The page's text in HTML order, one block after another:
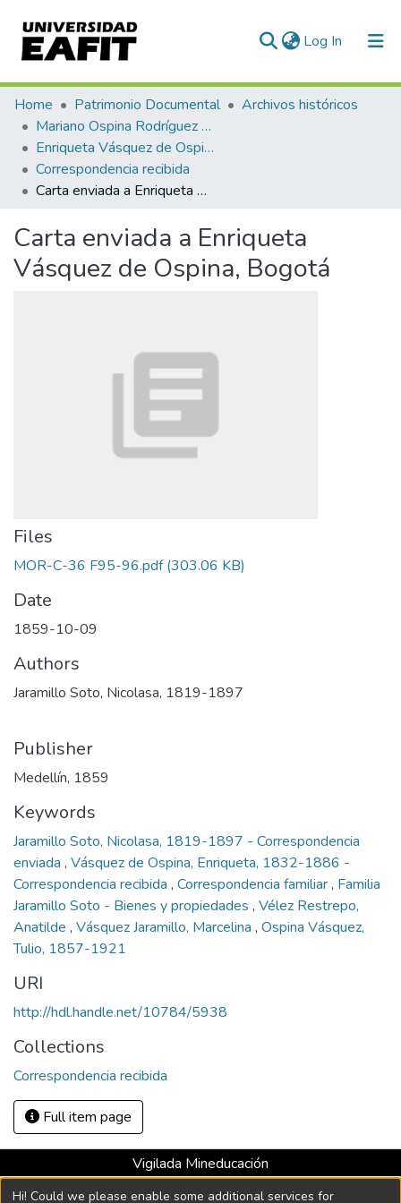
Log In (current)
Communities & Collections
All of DSpace
Statistics
Home Patrimonio Documental
Archivos históricos
Mariano Ospina Rodríguez (1826 -1912)
Enriqueta Vásquez de Ospina
Correspondencia recibida
Carta enviada a Enriqueta Vásquez de Ospina, Bogotá
Carta enviada a Enriqueta
Vásquez de Ospina, Bogotá
Files
MOR-C-36 F95-96.pdf(303.06 KB)
Date
1859-10-09
Authors
Jaramillo Soto, Nicolasa, 1819-1897
Publisher
Medellín, 1859
Keywords
Jaramillo Soto, Nicolasa, 1819-1897 - Correspondencia
enviada , Vásquez de Ospina, Enriqueta, 1832-1886 -
Correspondencia recibida , Correspondencia familiar, Familia
Jaramillo Soto - Bienes y propiedades , Vélez Restrepo,
Anatilde , Vásquez Jaramillo, Marcelina , Ospina Vásquez,
Tulio, 1857-1921
URI
http://hdl.handle.net/10784/5938
Collections
Correspondencia recibida
Full item page
Vigilada Mineducación
Universidad con Acreditación Institucional hasta 2026 -
Hi! Could we please enable some additional services for